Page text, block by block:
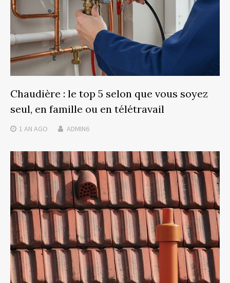
Chaudière : le top 5 selon que vous soyez
seul, en famille ou en télétravail
1 AN AGO ADMIN6